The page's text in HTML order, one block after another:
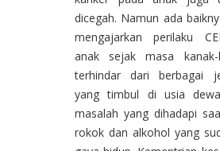
dicegah. Namun ada
mengajarkan perilaku
anak sejak masa kanak-
terhindar dari berbagai
yang timbul di usia
masalah yang dihadapi
rokok dan alkohol yang